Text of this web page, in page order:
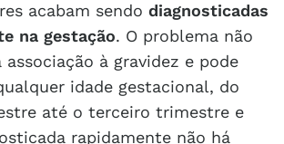
acabam sendo diagnosticadas
na gestação. O problema não
à gravidez e pode
idade gestacional, do
até o terceiro trimestre e
rapidamente não há